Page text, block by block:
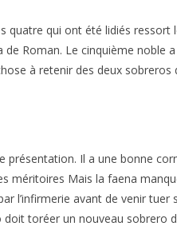
quatre qui ont été lidiés ressort
Roman. Le cinquième noble
à retenir des deux sobreros
Il a une bonne
méritoires Mais la faena
l’infirmerie avant de venir tuer
toréer un nouveau sobrero